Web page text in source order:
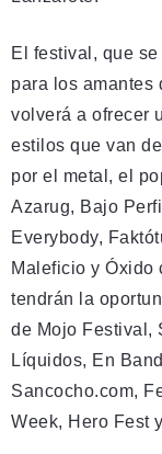
El festival, que
para los amantes
volverá a ofrecer
estilos que van
por el metal, el
Azarug, Bajo
Everybody,
Maleficio y Óxido
tendrán la
de Mojo Festival,
Líquidos, En
Sancocho.com,
Week, Hero Fest